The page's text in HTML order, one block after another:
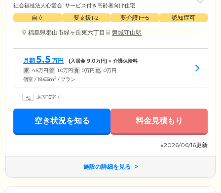
社会福祉法人心愛会 サービス付き高齢者向け住宅
自立 要支援1•2 要介護1〜5
認知症可
福島県郡山市緑ヶ丘東六丁目
磐城守山駅
月額5.5 万円 (入居金 9.0万円) + 介護保険料
家 4.5万円 管 1.0万円 食 0万円 他 0万円
個室 / 18.63m2 / プラン
居室15室 /
空き状況を知る 料金見積もり
※2026/06/16更新
施設の詳細を見る